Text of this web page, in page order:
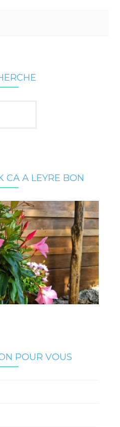
CA A LEYRE BON
POUR VOUS